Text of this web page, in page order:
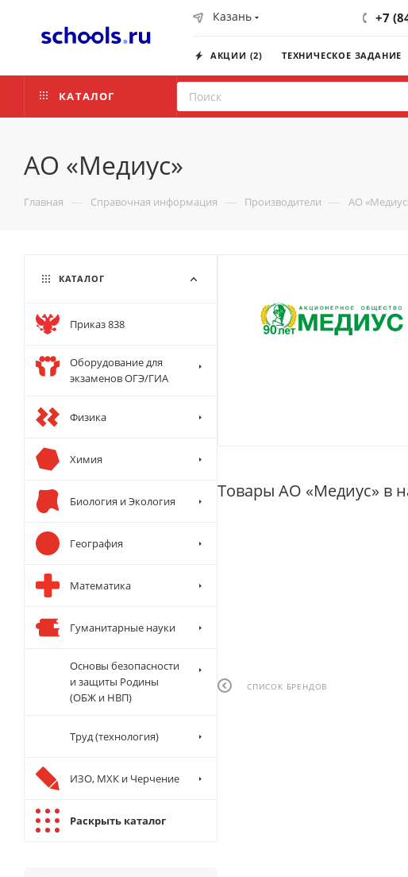
Казань +7
АКЦИИ (2) ТЕХНИЧЕСКОЕ ЗАДАНИЕ
КАТАЛОГ
АО «Медиус»
Главная — Справочная информация — Производители — АО
Товары АО «Медиус» в
СПИСОК БРЕНДОВ
КАТАЛОГ
Приказ 838
Оборудование для
экзаменов ОГЭ/ГИА
Физика
Химия
Биология и Экология
География
Математика
Гуманитарные науки
Основы безопасности
и защиты Родины
(ОБЖ и НВП)
Труд (технология)
ИЗО, МХК и Черчение
Раскрыть каталог